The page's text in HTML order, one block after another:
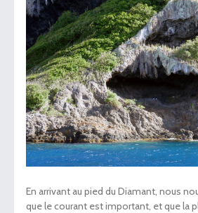
En arrivant au pied du Diamant, nous
que le courant est important, et que la